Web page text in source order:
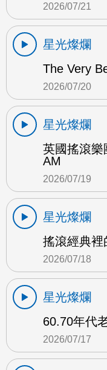
2026/07/21
星光燦爛
The Very
2026/07/20
星光燦爛
英國搖滾樂
AM
2026/07/19
星光燦爛
搖滾經典裡
2026/07/18
星光燦爛
60.70年代
2026/07/17